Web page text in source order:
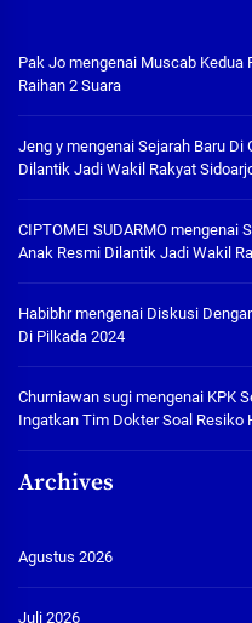
Pak Jo mengenai Muscab Kedua
Raihan 2 Suara
Jeng y mengenai Sejarah Baru Di
Dilantik Jadi Wakil Rakyat
CIPTOMEI SUDARMO mengenai
Anak Resmi Dilantik Jadi Wakil
Habibhrmengenai Diskusi
Di Pilkada 2024
Churniawan sugi mengenai KPK
Ingatkan Tim Dokter Soal Resiko
Archives
Agustus 2026
Juli 2026